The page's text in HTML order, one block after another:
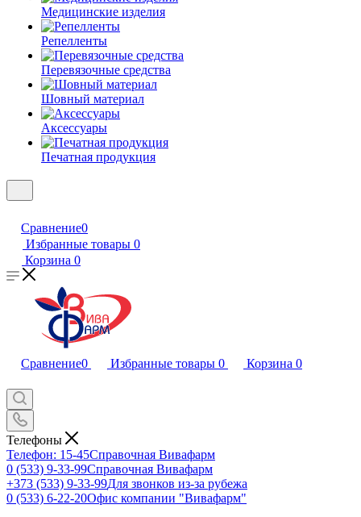
Медицинские изделия
Репелленты
Перевязочные средства
Шовный материал
Аксессуары
Печатная продукция
Сравнение0
Избранные товары 0
Корзина 0
Сравнение0 Избранные товары 0 Корзина 0
Телефоны
Телефон: 15-45Справочная Вивафарм
0 (533) 9-33-99Справочная Вивафарм
+373 (533) 9-33-99Для звонков из-за рубежа
0 (533) 6-22-20Офис компании "Вивафарм"